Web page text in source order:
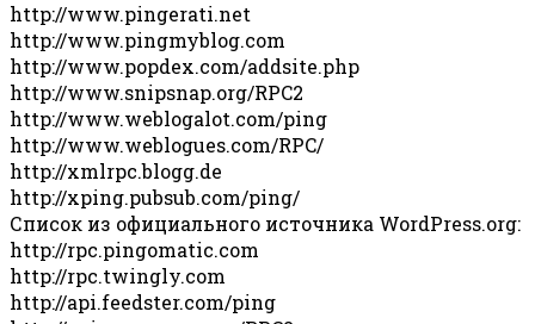
http://www.pingerati.net
http://www.pingmyblog.com
http://www.popdex.com/addsite.php
http://www.snipsnap.org/RPC2
http://www.weblogalot.com/ping
http://www.weblogues.com/RPC/
http://xmlrpc.blogg.de
http://xping.pubsub.com/ping/
Список из официального источника WordPress.org:
http://rpc.pingomatic.com
http://rpc.twingly.com
http://api.feedster.com/ping